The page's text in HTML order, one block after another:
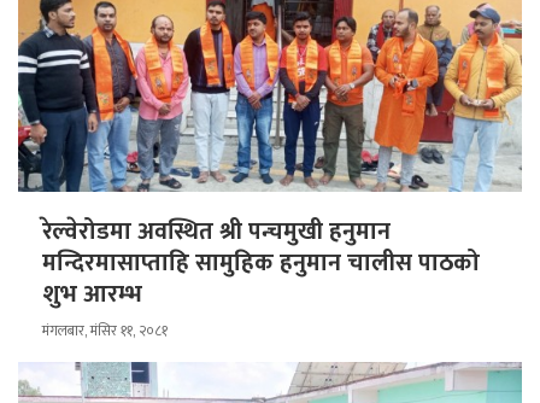
रेल्वेरोडमा अवस्थित श्री पन्चमुखी हनुमान
मन्दिरमासाप्ताहि सामुहिक हनुमान चालीस पाठको
शुभ आरम्भ
मंगलबार, मंसिर ११, २०८१